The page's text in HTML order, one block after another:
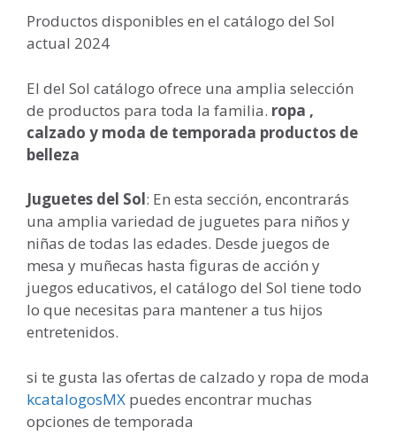
Productos disponibles en el catálogo del Sol
actual 2024
El del Sol catálogo ofrece una amplia selección
de productos para toda la familia. ropa ,
calzado y moda de temporada productos de
belleza
Juguetes del Sol: En esta sección, encontrarás
una amplia variedad de juguetes para niños y
niñas de todas las edades. Desde juegos de
mesa y muñecas hasta figuras de acción y
juegos educativos, el catálogo del Sol tiene todo
lo que necesitas para mantener a tus hijos
entretenidos.
si te gusta las ofertas de calzado y ropa de moda
kcatalogosMX puedes encontrar muchas
opciones de temporada